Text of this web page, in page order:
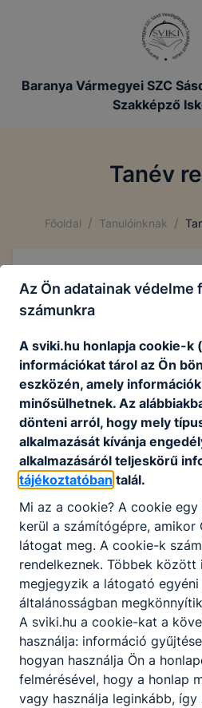
Baranya Vármegyei SZC
Szakképző
Tanév
Főoldal / Tanulóinknak /
Aktuális információ
Feltöltés alatt...
A2022/2023tanév
fontosabb
Az Ön adatainak védelme
számunkra
A sviki.hu honlapja cookie-k
információkat tárol az Ön
eszközén, amely
minősülhetnek. Az
dönteni arról, hogy mely
alkalmazását kívánja
alkalmazásáról teljeskörű
tájékoztatóban talál.
Mi az a cookie? A cookie
kerül a számítógépre, amikor
látogat meg. A cookie-k
rendelkeznek. Többek
megjegyzik a látogató
általánosságban
A sviki.hu a cookie-kat a
használja: információ
hogyan használja Ön a
felmérésével, hogy a honlap
vagy használja leginkább,